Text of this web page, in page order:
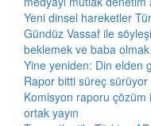
Yeni dinsel hareketler
Gündüz Vassaf ile
beklemek ve baba olmak
Yine yeniden: Din elden
Rapor bitti süreç sürüyor
Komisyon raporu
ortak yayın